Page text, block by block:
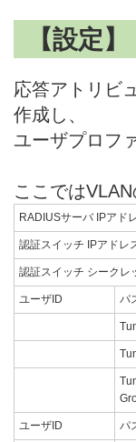
【設定】
応答アトリビ
作成し、
ユーザプロフ
ここでは
RADIUSサーバ IPアド
認証スイッチ IPアドレ
認証スイッチ シークレ
ユーザID パ
ユーザID パ